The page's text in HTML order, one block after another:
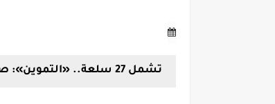
تشمل 27 سلعة.. «التموين»: صرف مقررات أبريل اعتبارا من «الجمعة» المقبل.